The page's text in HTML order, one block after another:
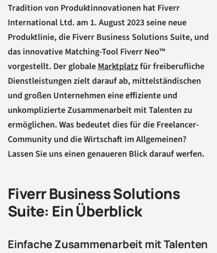
Tradition von Produktinnovationen hat Fiverr
International Ltd. am 1. August 2023 seine neue
Produktlinie, die Fiverr Business Solutions Suite, und
das innovative Matching-Tool Fiverr Neo™
vorgestellt. Der globale Marktplatzfür freiberufliche
Dienstleistungen zielt darauf ab, mittelständischen
und großen Unternehmen eine effiziente und
unkomplizierte Zusammenarbeit mit Talenten zu
ermöglichen. Was bedeutet dies für die Freelancer-
Community und die Wirtschaft im Allgemeinen?
Lassen Sie uns einen genaueren Blick darauf werfen.
Fiverr Business Solutions
Suite: Ein Überblick
Einfache Zusammenarbeit mit Talenten